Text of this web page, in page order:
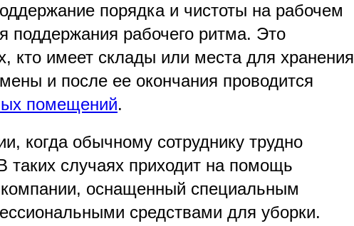
порядка и чистоты на рабочем
поддержания рабочего ритма. Это
кто имеет склады или места для хранения
и после ее окончания проводится
помещений.
когда обычному сотруднику трудно
таких случаях приходит на помощь
компании, оснащенный специальным
средствами для уборки.